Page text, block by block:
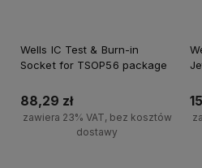
Wells IC Test & Burn-in
Socket for TSOP56 package
88,29 zł
zawiera 23% VAT, bez kosztów
dostawy